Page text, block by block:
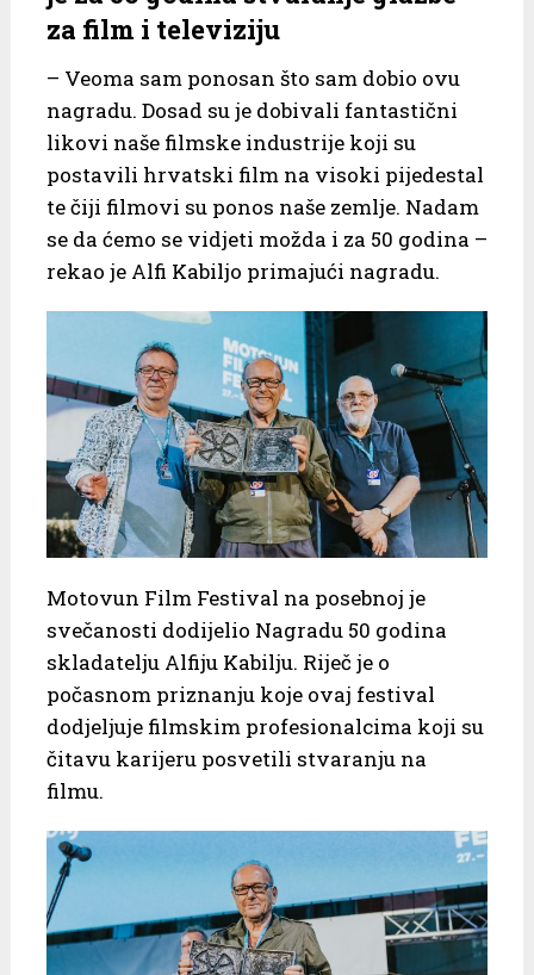
za film i televiziju
– Veoma sam ponosan što sam dobio ovu
nagradu. Dosad su je dobivali fantastični
likovi naše filmske industrije koji su
postavili hrvatski film na visoki pijedestal
te čiji filmovi su ponos naše zemlje. Nadam
se da ćemo se vidjeti možda i za 50 godina –
rekao je Alfi Kabiljo primajući nagradu.
Motovun Film Festival na posebnoj je
svečanosti dodijelio Nagradu 50 godina
skladatelju Alfiju Kabilju. Riječ je o
počasnom priznanju koje ovaj festival
dodjeljuje filmskim profesionalcima koji su
čitavu karijeru posvetili stvaranju na
filmu.